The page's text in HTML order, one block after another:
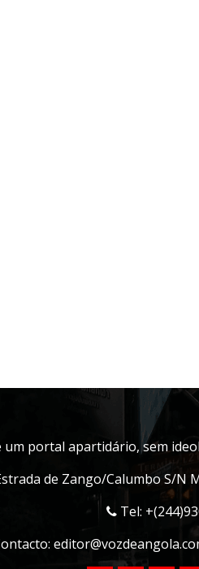
um portal apartidário, sem
de Zango/Calumbo S/N
Tel: